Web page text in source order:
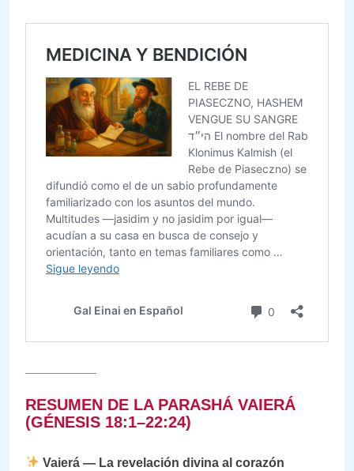
RESUMEN DE LA PARASHÁ VAIERÁ
(GÉNESIS 18:1–22:24)
Vaierá — La revelación divina al corazón